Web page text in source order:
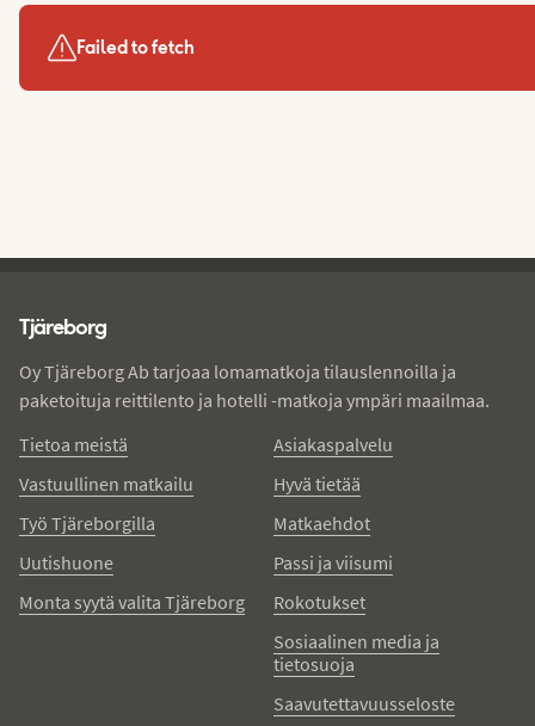
Failed to fetch
Tjäreborg
Oy Tjäreborg Ab tarjoaa lomamatkoja tilauslennoilla ja
paketoituja reittilento ja hotelli -matkoja ympäri maailmaa.
Tietoa meistä
Vastuullinen matkailu
Työ Tjäreborgilla
Uutishuone
Monta syytä valita Tjäreborg
Asiakaspalvelu
Hyvä tietää
Matkaehdot
Passi ja viisumi
Rokotukset
Sosiaalinen media ja
tietosuoja
Saavutettavuusseloste